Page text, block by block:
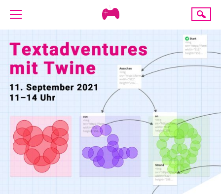
Creative
ÜBER UNS
AKTUELLES
TERMINE
ANGEBOTE
PROJEKTE
PRESSE
SPENDE
Suche